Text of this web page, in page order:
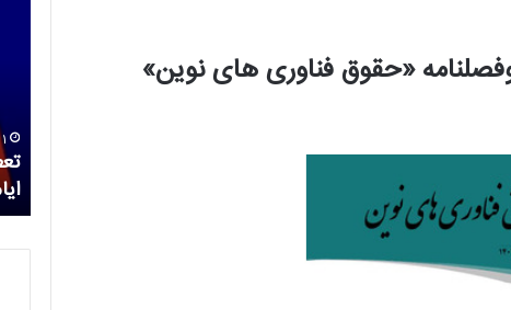
و
سیاستگذاری چهل‌وپنجمین جشنواره بین‌المللی
تئاتر فجر شد
1 هفته پیش